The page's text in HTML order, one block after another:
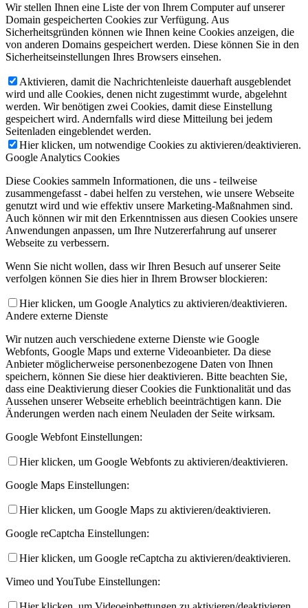
Wir stellen Ihnen eine Liste der von Ihrem Computer auf unserer
Domain gespeicherten Cookies zur Verfügung. Aus
Sicherheitsgründen können wie Ihnen keine Cookies anzeigen, die
von anderen Domains gespeichert werden. Diese können Sie in den
Sicherheitseinstellungen Ihres Browsers einsehen.
Aktivieren, damit die Nachrichtenleiste dauerhaft ausgeblendet
wird und alle Cookies, denen nicht zugestimmt wurde, abgelehnt
werden. Wir benötigen zwei Cookies, damit diese Einstellung
gespeichert wird. Andernfalls wird diese Mitteilung bei jedem
Seitenladen eingeblendet werden.
Hier klicken, um notwendige Cookies zu aktivieren/deaktivieren.
Google Analytics Cookies
Diese Cookies sammeln Informationen, die uns - teilweise
zusammengefasst - dabei helfen zu verstehen, wie unsere Webseite
genutzt wird und wie effektiv unsere Marketing-Maßnahmen sind.
Auch können wir mit den Erkenntnissen aus diesen Cookies unsere
Anwendungen anpassen, um Ihre Nutzererfahrung auf unserer
Webseite zu verbessern.
Wenn Sie nicht wollen, dass wir Ihren Besuch auf unserer Seite
verfolgen können Sie dies hier in Ihrem Browser blockieren:
Hier klicken, um Google Analytics zu aktivieren/deaktivieren.
Andere externe Dienste
Wir nutzen auch verschiedene externe Dienste wie Google
Webfonts, Google Maps und externe Videoanbieter. Da diese
Anbieter möglicherweise personenbezogene Daten von Ihnen
speichern, können Sie diese hier deaktivieren. Bitte beachten Sie,
dass eine Deaktivierung dieser Cookies die Funktionalität und das
Aussehen unserer Webseite erheblich beeinträchtigen kann. Die
Änderungen werden nach einem Neuladen der Seite wirksam.
Google Webfont Einstellungen:
Hier klicken, um Google Webfonts zu aktivieren/deaktivieren.
Google Maps Einstellungen:
Hier klicken, um Google Maps zu aktivieren/deaktivieren.
Google reCaptcha Einstellungen:
Hier klicken, um Google reCaptcha zu aktivieren/deaktivieren.
Vimeo und YouTube Einstellungen: